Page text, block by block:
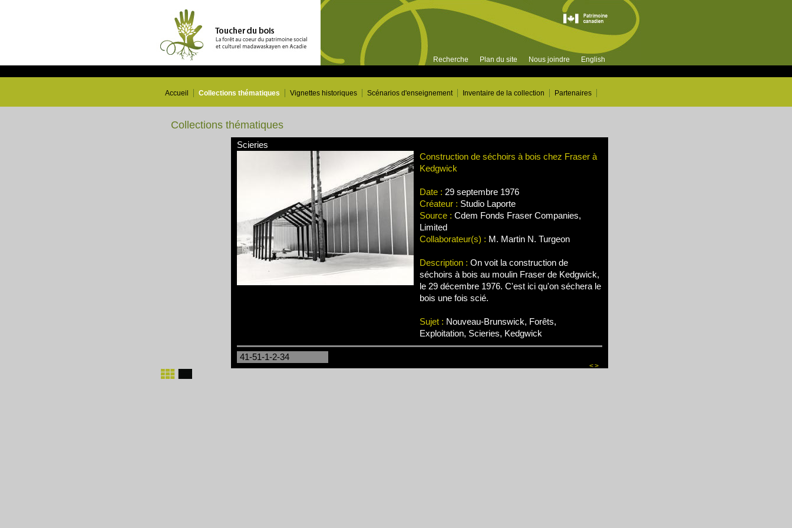
Recherche Plan du site Nous joindre English
Accueil Collections thématiques Vignettes historiques Scénarios d'enseignement Inventaire de la collection Partenaires
Collections thématiques
Scieries
Construction de séchoirs à bois chez Fraser à
Kedgwick
Date : 29 septembre 1976
Créateur : Studio Laporte
Source : Cdem Fonds Fraser Companies,
Limited
Collaborateur(s) : M. Martin N. Turgeon
Description : On voit la construction de
séchoirs à bois au moulin Fraser de Kedgwick,
le 29 décembre 1976. C'est ici qu'on séchera le
bois une fois scié.
Sujet : Nouveau-Brunswick, Forêts,
Exploitation, Scieries, Kedgwick
41-51-1-2-34
<>